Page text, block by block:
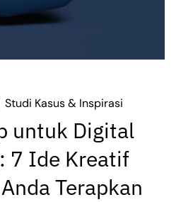
Studi Kasus & Inspirasi
untuk Digital
7 Ide Kreatif
Terapkan